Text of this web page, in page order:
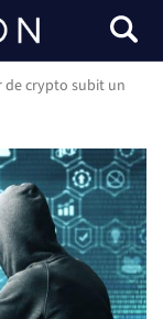
de crypto subit un